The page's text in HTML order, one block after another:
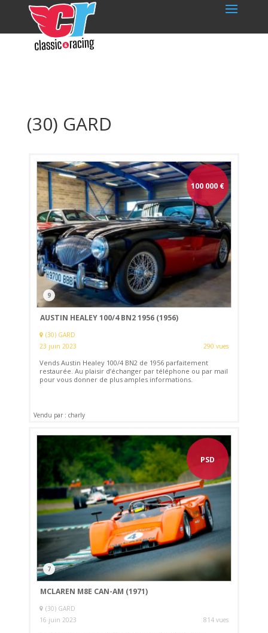
(30) GARD
100 000€
9
AUSTIN HEALEY 100/4 BN2 1956 (1956)
(30) GARD
23 juin 2023
290 vues
Vends Austin Healey 100/4 BN2 de 1956 parfaitement
restaurée. Au plaisir d’échanger par téléphone ou par mail
pour vous donner de plus amples informations.
Vendu par : charly
PSD
7
MCLAREN M8E CAN-AM (1971)
(30) GARD
16 juin 2023
814 vues